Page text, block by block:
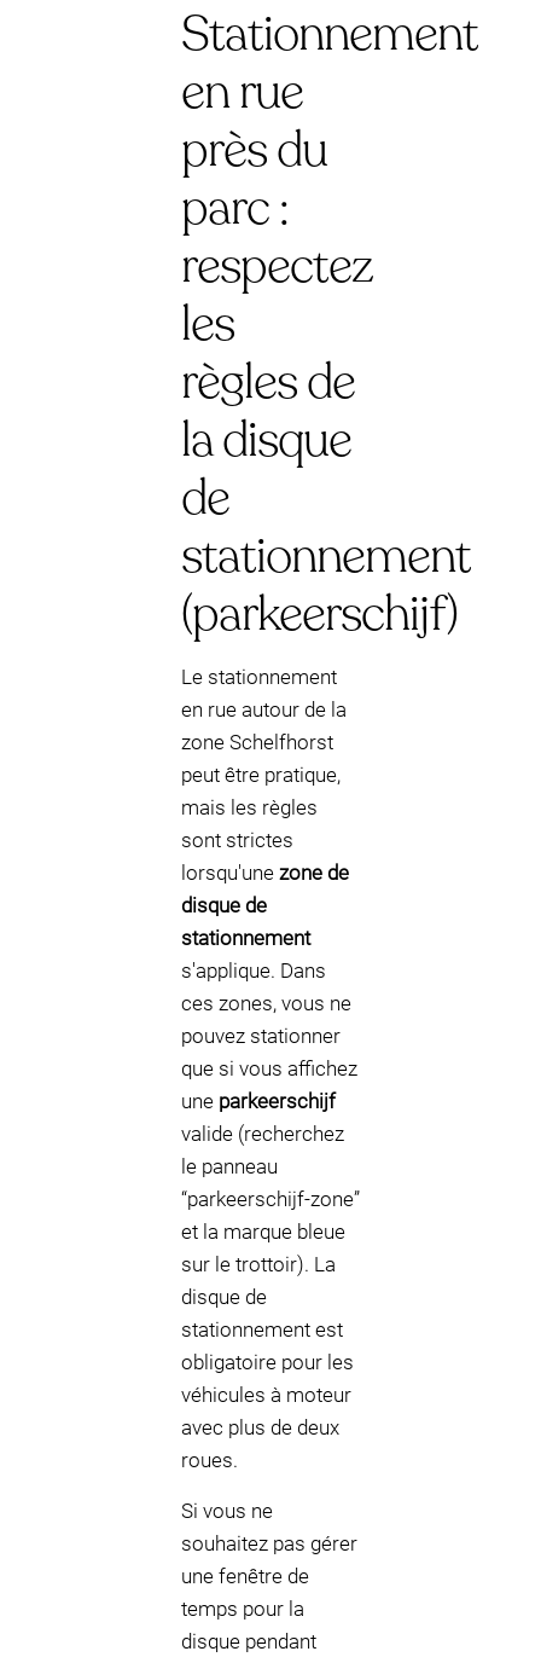
Stationnement
en rue
près du
parc :
respectez
les
règles de
la disque
de
stationnement
(parkeerschijf)
Le stationnement
en rue autour de la
zone Schelfhorst
peut être pratique,
mais les règles
sont strictes
lorsqu'une zone de
disque de
stationnement
s'applique. Dans
ces zones, vous ne
pouvez stationner
que si vous affichez
une parkeerschijf
valide (recherchez
le panneau
“parkeerschijf-zone”
et la marque bleue
sur le trottoir). La
disque de
stationnement est
obligatoire pour les
véhicules à moteur
avec plus de deux
roues.
Si vous ne
souhaitez pas gérer
une fenêtre de
temps pour la
disque pendant